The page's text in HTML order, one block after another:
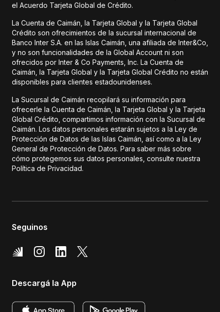
el Acuerdo Tarjeta Global de Crédito.
La Cuenta de Caimán, la Tarjeta Global y la Tarjeta Global
Crédito son ofrecimientos de la sucursal internacional de
Banco Inter S.A. en las Islas Caimán, una afiliada de Inter&Co,
y no son funcionalidades de la Global Account ni son
ofrecidos por Inter & Co Payments, Inc. La Cuenta de
Caimán, la Tarjeta Global y la Tarjeta Global Crédito no están
disponibles para clientes estadounidenses.
La Sucursal de Caimán recopilará su información para
ofrecerle la Cuenta de Caimán, la Tarjeta Global y la Tarjeta
Global Crédito, compartimos información con la Sucursal de
Caimán. Los datos personales estarán sujetos a la Ley de
Protección de Datos de las Islas Caimán, así como a la Ley
General de Protección de Datos. Para saber más sobre
cómo protegemos sus datos personales, consulte nuestra
Política de Privacidad.
Seguinos
Descargá la App